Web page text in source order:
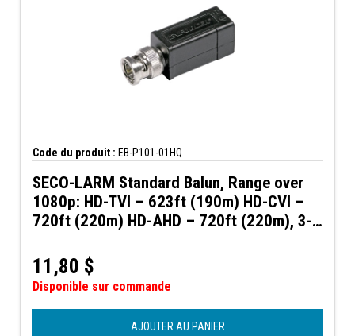
Code du produit : EB-P101-01HQ
SECO-LARM Standard Balun, Range over
1080p: HD-TVI – 623ft (190m) HD-CVI –
720ft (220m) HD-AHD – 720ft (220m), 3-
transmission over UTP
11,80 $
Disponible sur commande
AJOUTER AU PANIER